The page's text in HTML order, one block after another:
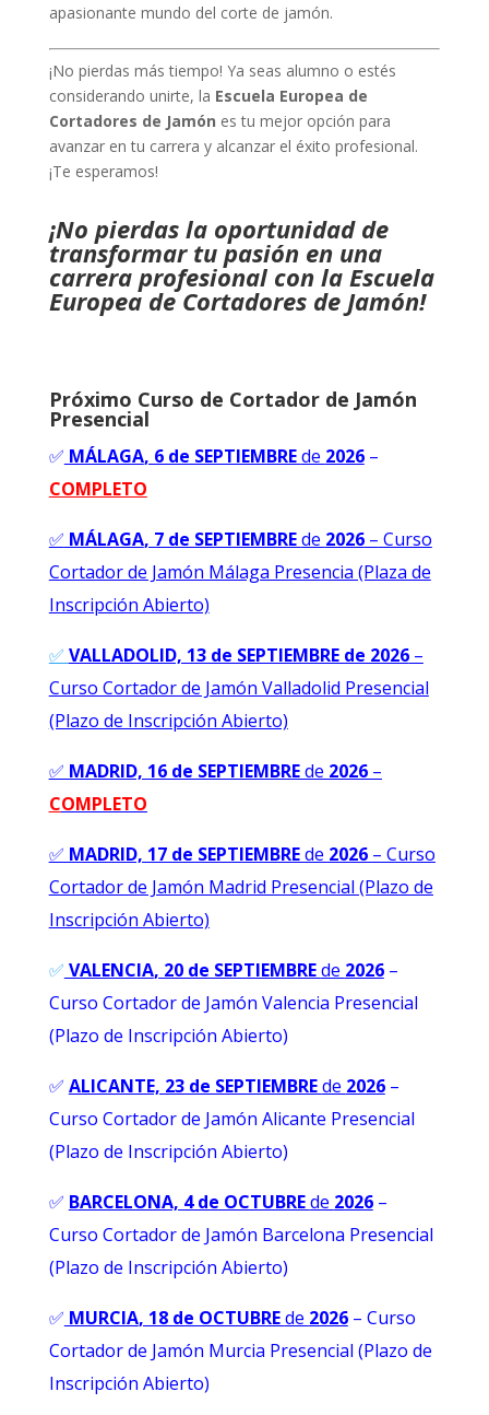
apasionante mundo del corte de jamón.
¡No pierdas más tiempo! Ya seas alumno o estés
considerando unirte, la Escuela Europea de
Cortadores de Jamón es tu mejor opción para
avanzar en tu carrera y alcanzar el éxito profesional.
¡Te esperamos!
¡No pierdas la oportunidad de
transformar tu pasión en una
carrera profesional con la Escuela
Europea de Cortadores de Jamón!
Próximo Curso de Cortador de Jamón
Presencial
✅ MÁLAGA, 6 de SEPTIEMBREde 2026–
COMPLETO
✅ MÁLAGA, 7 de SEPTIEMBREde 2026– Curso
Cortador de Jamón Málaga Presencia (Plaza de
Inscripción Abierto)
✅ VALLADOLID, 13 de SEPTIEMBRE de 2026–
Curso Cortador de Jamón Valladolid Presencial
(Plazo de Inscripción Abierto)
✅ MADRID, 16 de SEPTIEMBREde 2026–
COMPLETO
✅ MADRID, 17 de SEPTIEMBREde 2026– Curso
Cortador de Jamón Madrid Presencial (Plazo de
Inscripción Abierto)
✅ VALENCIA, 20 de SEPTIEMBREde 2026–
Curso Cortador de Jamón Valencia Presencial
(Plazo de Inscripción Abierto)
✅ ALICANTE, 23 de SEPTIEMBREde 2026–
Curso Cortador de Jamón Alicante Presencial
(Plazo de Inscripción Abierto)
✅ BARCELONA, 4 de OCTUBREde 2026–
Curso Cortador de Jamón Barcelona Presencial
(Plazo de Inscripción Abierto)
✅ MURCIA, 18 de OCTUBREde 2026– Curso
Cortador de Jamón Murcia Presencial (Plazo de
Inscripción Abierto)